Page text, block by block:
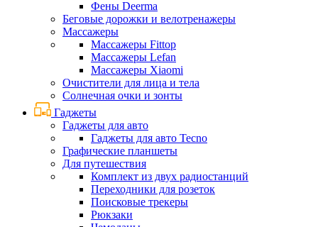
Фены Deerma
Беговые дорожки и велотренажеры
Массажеры
Массажеры Fittop
Массажеры Lefan
Массажеры Xiaomi
Очистители для лица и тела
Солнечная очки и зонты
Гаджеты
Гаджеты для авто
Гаджеты для авто Tecno
Графические планшеты
Для путешествия
Комплект из двух радиостанций
Переходники для розеток
Поисковые трекеры
Рюкзаки